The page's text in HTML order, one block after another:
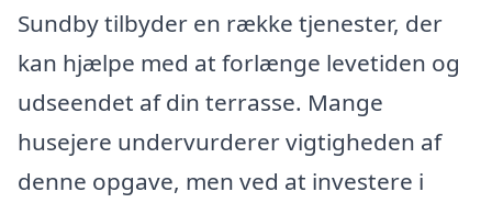
Sundby tilbyder en række tjenester, der
kan hjælpe med at forlænge levetiden og
udseendet af din terrasse. Mange
husejere undervurderer vigtigheden af
denne opgave, men ved at investere i